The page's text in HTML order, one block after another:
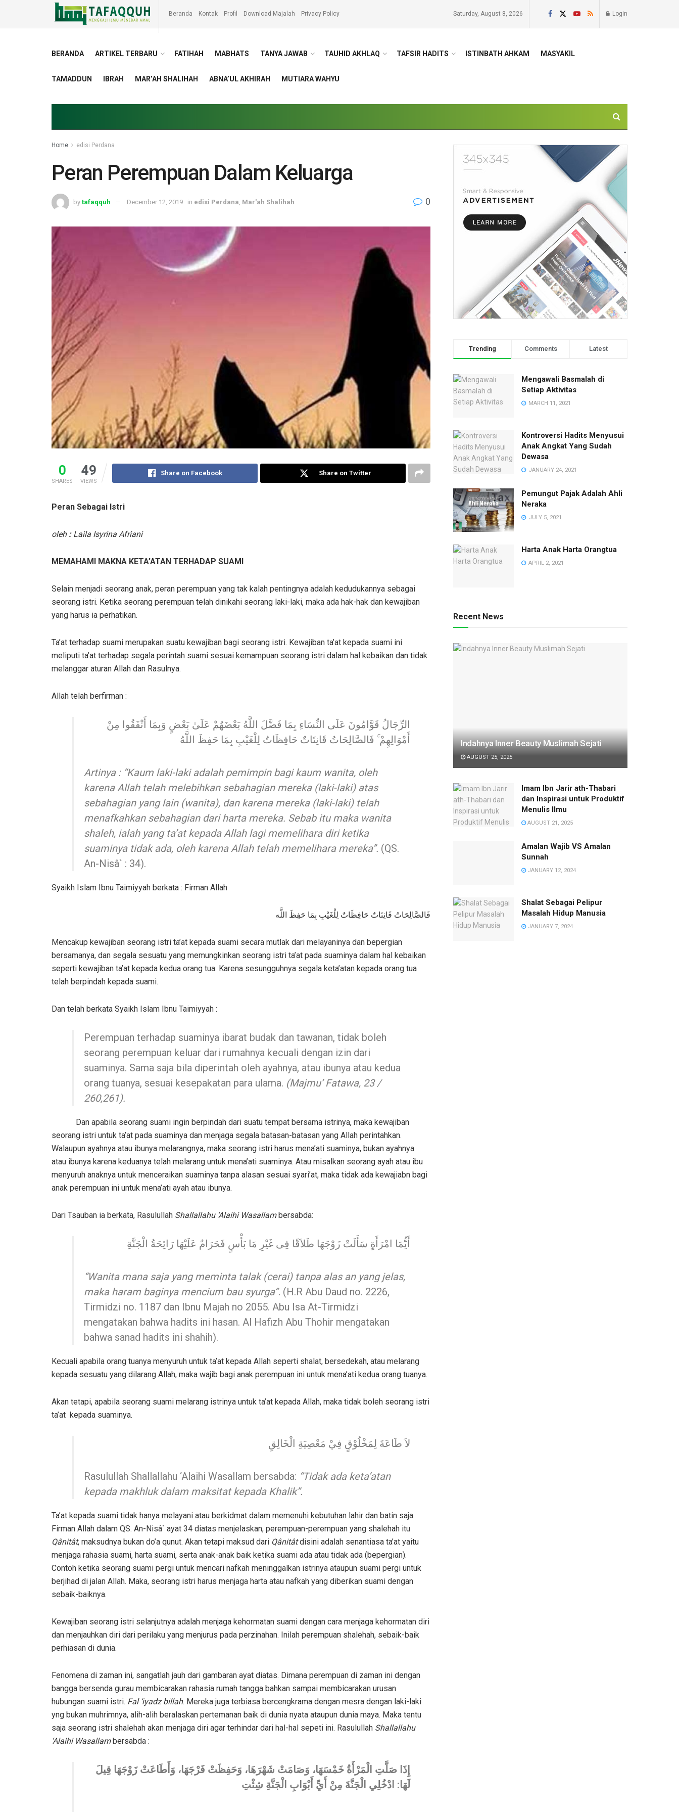
Beranda Kontak Profil Download Majalah Privacy Policy Saturday, August 8, 2026 Login
BERANDA ARTIKEL TERBARU FATIHAH MABHATS TANYA JAWAB TAUHID AKHLAQ TAFSIR HADITS ISTINBATH AHKAM MASYAKIL
TAMADDUN IBRAH MAR’AH SHALIHAH ABNA’UL AKHIRAH MUTIARA WAHYU
Home edisi Perdana
Peran Perempuan Dalam Keluarga
by tafaqquh December 12, 2019 in edisi Perdana Mar'ah Shalihah 0
0
SHARES
49
VIEWS
Share on Facebook Share on Twitter
Peran Sebagai Istri
oleh: Laila Isyrina Afriani
MEMAHAMI MAKNA KETA’ATAN TERHADAP SUAMI
Selain menjadi seorang anak, peran perempuan yang tak kalah pentingnya adalah kedudukannya sebagai
seorang istri. Ketika seorang perempuan telah dinikahi seorang laki-laki, maka ada hak-hak dan kewajiban
yang harus ia perhatikan.
Ta’at terhadap suami merupakan suatu kewajiban bagi seorang istri. Kewajiban ta’at kepada suami ini
meliputi ta’at terhadap segala perintah suami sesuai kemampuan seorang istri dalam hal kebaikan dan tidak
melanggar aturan Allah dan Rasulnya.
Allah telah berfirman :
الرِّجَالُ قَوَّامُونَ عَلَى النِّسَاءِ بِمَا فَضَّلَ اللَّهُ بَعْضَهُمْ عَلَىٰ بَعْضٍ وَبِمَا أَنْفَقُوا مِنْ
أَمْوَالِهِمْ ۚ فَالصَّالِحَاتُ قَانِتَاتٌ حَافِظَاتٌ لِلْغَيْبِ بِمَا حَفِظَ اللَّهُ
Artinya : “Kaum laki-laki adalah pemimpin bagi kaum wanita, oleh
karena Allah telah melebihkan sebahagian mereka (laki-laki) atas
sebahagian yang lain (wanita), dan karena mereka (laki-laki) telah
menafkahkan sebahagian dari harta mereka. Sebab itu maka wanita
shaleh, ialah yang ta’at kepada Allah lagi memelihara diri ketika
suaminya tidak ada, oleh karena Allah telah memelihara mereka”. (QS.
An-Nisâ` : 34).
Syaikh Islam Ibnu Taimiyyah berkata : Firman Allah
فَالصَّالِحَاتُ قَانِتَاتٌ حَافِظَاتٌ لِلْغَيْبِ بِمَا حَفِظَ اللَّه
Mencakup kewajiban seorang istri ta’at kepada suami secara mutlak dari melayaninya dan bepergian
bersamanya, dan segala sesuatu yang memungkinkan seorang istri ta’at pada suaminya dalam hal kebaikan
seperti kewajiban ta’at kepada kedua orang tua. Karena sesungguhnya segala keta’atan kepada orang tua
telah berpindah kepada suami.
Dan telah berkata Syaikh Islam Ibnu Taimiyyah :
Perempuan terhadap suaminya ibarat budak dan tawanan, tidak boleh
seorang perempuan keluar dari rumahnya kecuali dengan izin dari
suaminya. Sama saja bila diperintah oleh ayahnya, atau ibunya atau kedua
orang tuanya, sesuai kesepakatan para ulama. (Majmu’ Fatawa, 23 /
260,261).
Dan apabila seorang suami ingin berpindah dari suatu tempat bersama istrinya, maka kewajiban
seorang istri untuk ta’at pada suaminya dan menjaga segala batasan-batasan yang Allah perintahkan.
Walaupun ayahnya atau ibunya melarangnya, maka seorang istri harus mena’ati suaminya, bukan ayahnya
atau ibunya karena keduanya telah melarang untuk mena’ati suaminya. Atau misalkan seorang ayah atau ibu
menyuruh anaknya untuk menceraikan suaminya tanpa alasan sesuai syari’at, maka tidak ada kewajiabn bagi
anak perempuan ini untuk mena’ati ayah atau ibunya.
Dari Tsauban ia berkata, Rasulullah Shallallahu ‘Alaihi Wasallambersabda:
أَيُّمَا امْرَأَةٍ سَأَلَتْ زَوْجَهَا طَلاَقًا فِى غَيْرِ مَا بَأْسٍ فَحَرَامٌ عَلَيْهَا رَائِحَةُ الْجَنَّةِ
“Wanita mana saja yang meminta talak (cerai) tanpa alas an yang jelas,
maka haram baginya mencium bau syurga”. (H.R Abu Daud no. 2226,
Tirmidzi no. 1187 dan Ibnu Majah no 2055. Abu Isa At-Tirmidzi
mengatakan bahwa hadits ini hasan. Al Hafizh Abu Thohir mengatakan
bahwa sanad hadits ini shahih).
Kecuali apabila orang tuanya menyuruh untuk ta’at kepada Allah seperti shalat, bersedekah, atau melarang
kepada sesuatu yang dilarang Allah, maka wajib bagi anak perempuan ini untuk mena’ati kedua orang tuanya.
Akan tetapi, apabila seorang suami melarang istrinya untuk ta’at kepada Allah, maka tidak boleh seorang istri
ta’at kepada suaminya.
لاَ طَاعَةَ لِمَخْلُوْقٍ فِيْ مَعْصِيَةِ الْخَالِقِ
Rasulullah Shallallahu ‘Alaihi Wasallam bersabda: “Tidak ada keta’atan
kepada makhluk dalam maksitat kepada Khalik”.
Ta’at kepada suami tidak hanya melayani atau berkidmat dalam memenuhi kebutuhan lahir dan batin saja.
Firman Allah dalam QS. An-Nisâ` ayat 34 diatas menjelaskan, perempuan-perempuan yang shalehah itu
Qânitât, maksudnya bukan do’a qunut. Akan tetapi maksud dari Qânitâtdisini adalah senantiasa ta’at yaitu
menjaga rahasia suami, harta suami, serta anak-anak baik ketika suami ada atau tidak ada (bepergian).
Contoh ketika seorang suami pergi untuk mencari nafkah meninggalkan istrinya ataupun suami pergi untuk
berjihad di jalan Allah. Maka, seorang istri harus menjaga harta atau nafkah yang diberikan suami dengan
sebaik-baiknya.
Kewajiban seorang istri selanjutnya adalah menjaga kehormatan suami dengan cara menjaga kehormatan diri
dan menjauhkan diri dari perilaku yang menjurus pada perzinahan. Inilah perempuan shalehah, sebaik-baik
perhiasan di dunia.
Fenomena di zaman ini, sangatlah jauh dari gambaran ayat diatas. Dimana perempuan di zaman ini dengan
bangga bersenda gurau membicarakan rahasia rumah tangga bahkan sampai membicarakan urusan
hubungan suami istri. Fal ‘iyadz billah. Mereka juga terbiasa bercengkrama dengan mesra dengan laki-laki
yng bukan muhrimnya, alih-alih beralaskan pertemanan baik di dunia nyata ataupun dunia maya. Maka tentu
saja seorang istri shalehah akan menjaga diri agar terhindar dari hal-hal sepeti ini. Rasulullah Shallallahu
‘Alaihi Wasallambersabda :
إِذَا صَلَّتِ الْمَرْأَةُ خَمْسَهَا، وَصَامَتْ شَهْرَهَا، وَحَفِظَتْ فَرْجَهَا، وَأَطَاعَتْ زَوْجَهَا قِيلَ
لَهَا: ادْخُلِي الْجَنَّةَ مِنْ أَيِّ أَبْوَابِ الْجَنَّةِ شِئْتِ
Trending Comments Latest
Mengawali Basmalah di
Setiap Aktivitas
MARCH 11, 2021
Kontroversi Hadits Menyusui
Anak Angkat Yang Sudah
Dewasa
JANUARY 24, 2021
Pemungut Pajak Adalah Ahli
Neraka
JULY 5, 2021
Harta Anak Harta Orangtua
APRIL 2, 2021
Recent News
Indahnya Inner Beauty Muslimah Sejati
AUGUST 25, 2025
Imam Ibn Jarir ath-Thabari
dan Inspirasi untuk Produktif
Menulis Ilmu
AUGUST 21, 2025
Amalan Wajib VS Amalan
Sunnah
JANUARY 12, 2024
Shalat Sebagai Pelipur
Masalah Hidup Manusia
JANUARY 7, 2024